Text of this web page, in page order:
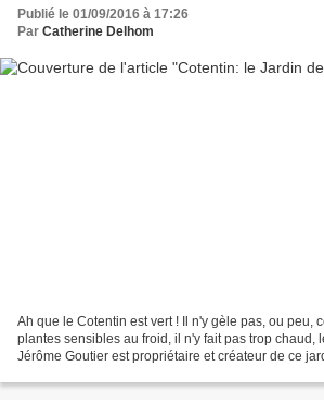
Publié le 01/09/2016 à 17:26
Par Catherine Delhom
Ah que le Cotentin est vert ! Il n'y gèle pas, ou peu,
plantes sensibles au froid, il n'y fait pas trop chaud,
Jérôme Goutier est propriétaire et créateur de ce